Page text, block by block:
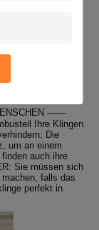
——
Ihre Klingen
Die
um an einem
auch ihre
Sie müssen sich
falls das
perfekt in